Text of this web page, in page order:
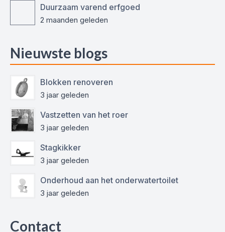
Duurzaam varend erfgoed
2 maanden geleden
Nieuwste blogs
Blokken renoveren
3 jaar geleden
Vastzetten van het roer
3 jaar geleden
Stagkikker
3 jaar geleden
Onderhoud aan het onderwatertoilet
3 jaar geleden
Contact